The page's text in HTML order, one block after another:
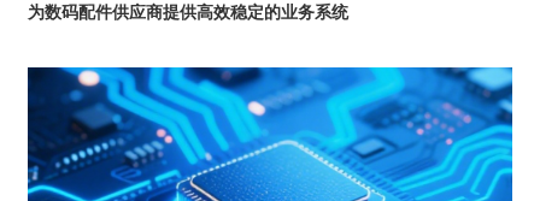
为数码配件供应商提供高效稳定的业务系统